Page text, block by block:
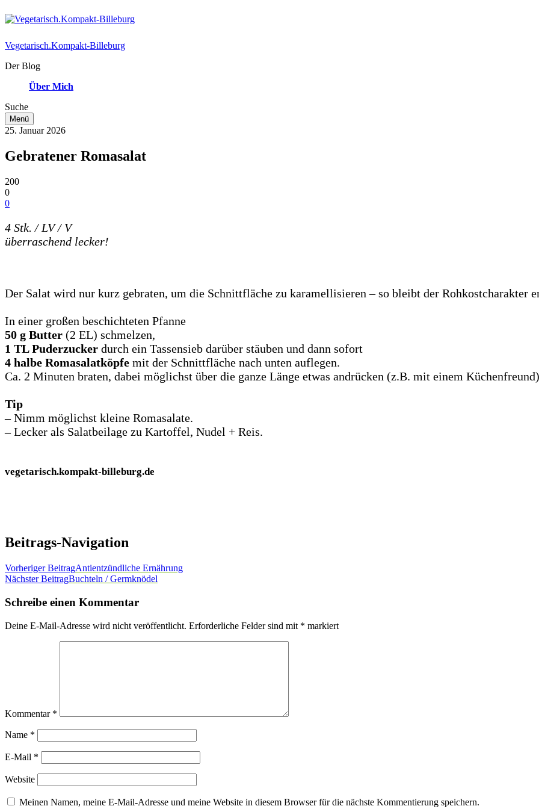
Vegetarisch.Kompakt-Billeburg
Der Blog
Über Mich
Suche
Menü
25. Januar 2026
Gebratener Romasalat
200
0
0
4 Stk. / LV / V
überraschend lecker!
Der Salat wird nur kurz gebraten, um die Schnittfläche zu karamellisieren – so bleibt der Rohkostcharakter
In einer großen beschichteten Pfanne
50 g Butter (2 EL) schmelzen,
1 TL Puderzucker durch ein Tassensieb darüber stäuben und dann sofort
4 halbe Romasalatköpfe mit der Schnittfläche nach unten auflegen.
Ca. 2 Minuten braten, dabei möglichst über die ganze Länge etwas andrücken (z.B. mit einem
Tip
–Nimm möglichst kleine Romasalate.
–Lecker als Salatbeilage zu Kartoffel, Nudel + Reis.
vegetarisch.kompakt-billeburg.de
Beitrags-Navigation
Vorheriger BeitragAntientzündliche Ernährung
Nächster BeitragBuchteln / Germknödel
Schreibe einen Kommentar
Deine E-Mail-Adresse wird nicht veröffentlicht. Erforderliche Felder sind mit * markiert
Kommentar *
Name *
E-Mail *
Website
Meinen Namen, meine E-Mail-Adresse und meine Website in diesem Browser für die nächste Kommentierung speichern.